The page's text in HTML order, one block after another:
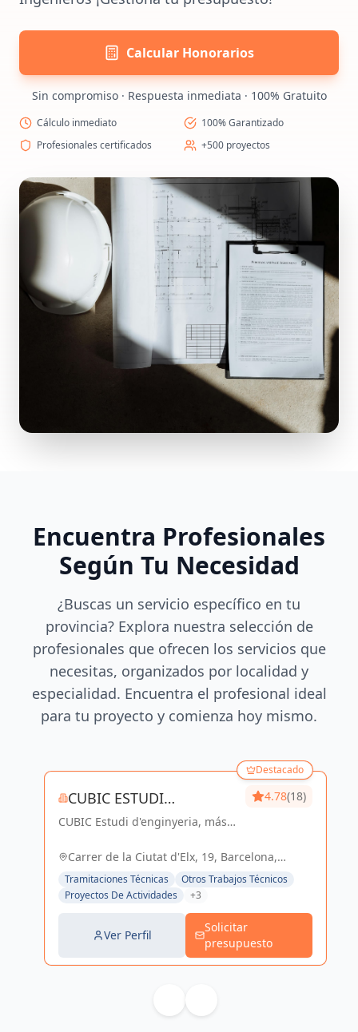
Calcular Honorarios
Sin compromiso · Respuesta inmediata · 100% Gratuito
Cálculo inmediato
100% Garantizado
Profesionales certificados
+500 proyectos
Encuentra Profesionales
Según Tu Necesidad
¿Buscas un servicio específico en tu
provincia? Explora nuestra selección de
profesionales que ofrecen los servicios que
necesitas, organizados por localidad y
especialidad. Encuentra el profesional ideal
para tu proyecto y comienza hoy mismo.
Destacado
CUBIC ESTUDI
D'ENGINYERIA S.L.
CUBIC Estudi d'enginyeria, más
de Arquitectura e Ingeniería con
4.78(18)
Carrer de la Ciutat d'Elx, 19, Barcelona,
España, España
Tramitaciones Técnicas
Otros Trabajos Técnicos
Proyectos De Actividades
+3
Ver Perfil
Solicitar
presupuesto